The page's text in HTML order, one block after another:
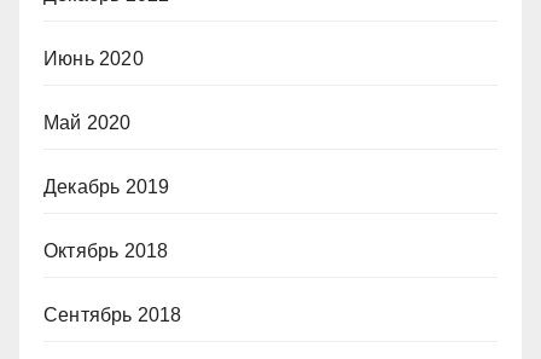
Июнь 2020
Май 2020
Декабрь 2019
Октябрь 2018
Сентябрь 2018